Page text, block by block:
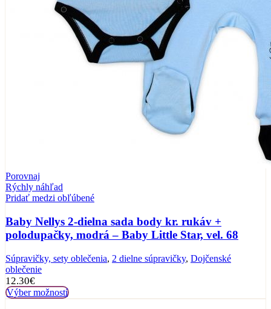
Porovnaj
Rýchly náhľad
Pridať medzi obľúbené
Baby Nellys 2-dielna sada body kr. rukáv +
polodupačky, modrá – Baby Little Star, vel. 68
Súpravičky, sety oblečenia, 2 dielne súpravičky, Dojčenské
oblečenie
12.30€
Výber možností